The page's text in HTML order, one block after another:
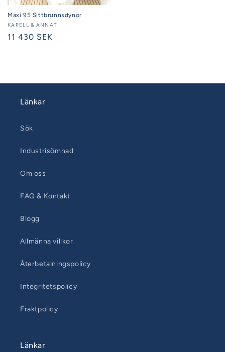
Maxi 95 Sittbrunnsdynor
Säljare:
KAPELL & ANNAT
Ordinarie
11 430 SEK
Länkar
Sök
Industrisömnad
Om oss
FAQ & Kontakt
Blogg
Allmänna villkor
Återbetalningspolicy
Integritetspolicy
Fraktpolicy
Länkar